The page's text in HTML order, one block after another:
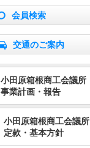
会員検索
交通のご案内
小田原箱根商工会議所
事業計画・報告
小田原箱根商工会議所
定款・基本方針